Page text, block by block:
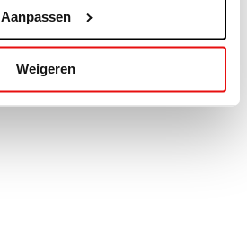
Aanpassen
Weigeren